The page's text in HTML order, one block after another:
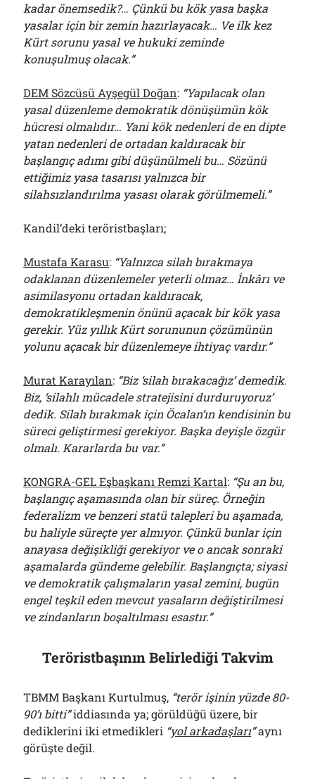
kadar önemsedik?… Çünkü bu kök yasa başka
yasalar için bir zemin hazırlayacak… Ve ilk kez
Kürt sorunu yasal ve hukuki zeminde
konuşulmuş olacak.”
DEM Sözcüsü Ayşegül Doğan: “Yapılacak olan
yasal düzenleme demokratik dönüşümün kök
hücresi olmalıdır… Yani kök nedenleri de en dipte
yatan nedenleri de ortadan kaldıracak bir
başlangıç adımı gibi düşünülmeli bu… Sözünü
ettiğimiz yasa tasarısı yalnızca bir
silahsızlandırılma yasası olarak görülmemeli.”
Kandil’deki teröristbaşları;
Mustafa Karasu: “Yalnızca silah bırakmaya
odaklanan düzenlemeler yeterli olmaz… İnkârı ve
asimilasyonu ortadan kaldıracak,
demokratikleşmenin önünü açacak bir kök yasa
gerekir. Yüz yıllık Kürt sorununun çözümünün
yolunu açacak bir düzenlemeye ihtiyaç vardır.”
Murat Karayılan: “Biz ‘silah bırakacağız’ demedik.
Biz, ‘silahlı mücadele stratejisini durduruyoruz’
dedik. Silah bırakmak için Öcalan’ın kendisinin bu
süreci geliştirmesi gerekiyor. Başka deyişle özgür
olmalı. Kararlarda bu var.”
KONGRA-GEL Eşbaşkanı Remzi Kartal: “Şu an bu,
başlangıç aşamasında olan bir süreç. Örneğin
federalizm ve benzeri statü talepleri bu aşamada,
bu haliyle süreçte yer almıyor. Çünkü bunlar için
anayasa değişikliği gerekiyor ve o ancak sonraki
aşamalarda gündeme gelebilir. Başlangıçta; siyasi
ve demokratik çalışmaların yasal zemini, bugün
engel teşkil eden mevcut yasaların değiştirilmesi
ve zindanların boşaltılması esastır.”
Teröristbaşının Belirlediği Takvim
TBMM Başkanı Kurtulmuş, “terör işinin yüzde 80-
90’ı bitti”iddiasında ya; görüldüğü üzere, bir
dediklerini iki etmedikleri “yol arkadaşları”aynı
görüşte değil.